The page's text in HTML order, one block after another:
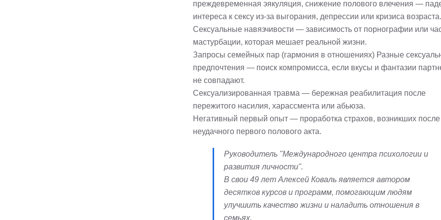
преждевременная эякуляция, cнижение полового влечения —
интереса к сексу из-за выгорания, депрессии или кризиса возраста.
Сексуальные навязчивости — зависимость от порнографии или
мастурбации, которая мешает реальной жизни.
Запросы семейных пар (гармония в отношениях) Разные
предпочтения — поиск компромисса, если вкусы и фантазии
не совпадают.
Сексуализированная травма — бережная реабилитация после
пережитого насилия, харассмента или абьюза.
Негативный первый опыт — проработка страхов, возникших после
неудачного первого полового акта.
Руководитель "Международного центра психологии и
развития личности".
В свои 49 лет Алексей Коваль является автором
десятков курсов и программ, помогающим людям
улучшить качество жизни и наладить отношения в
семьях.